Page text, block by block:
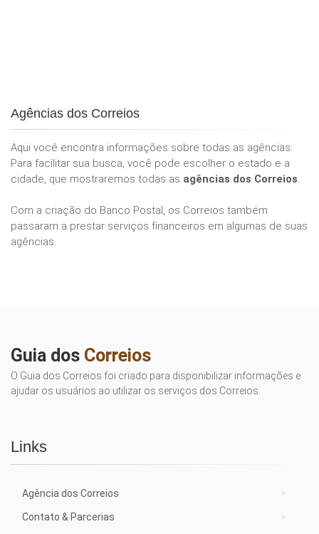
Agências dos Correios
Aqui você encontra informações sobre todas as agências.
Para facilitar sua busca, você pode escolher o estado e a
cidade, que mostraremos todas as agências dos Correios.
Com a criação do Banco Postal, os Correios também
passaram a prestar serviços financeiros em algumas de suas
agências.
Guia dos Correios
O Guia dos Correios foi criado para disponibilizar informações e
ajudar os usuários ao utilizar os serviços dos Correios.
Links
Agência dos Correios
Contato & Parcerias